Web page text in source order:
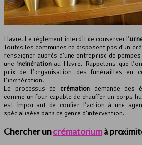
Havre. Le réglement interdit de conserver l’
Toutes les communes ne disposent pas d’un
renseigner auprès d’une entreprise de
une incinération au Havre. Rappelons que
prix de l’organisation des funérailles en
l’incinération.
Le processus de crémation demande des
comme un four capable de chauffer un corps
est important de confier l’action à une
spécialisées dans ce genre d’intervention.
Chercher uncrématoriumà